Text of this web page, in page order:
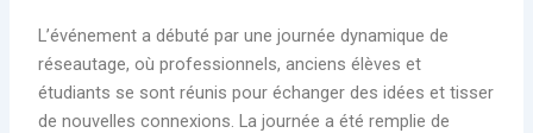
L’événement a débuté par une journée dynamique de
réseautage, où professionnels, anciens élèves et
étudiants se sont réunis pour échanger des idées et tisser
de nouvelles connexions. La journée a été remplie de